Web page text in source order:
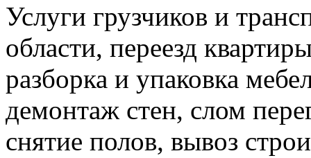
Услуги грузчиков и
области, переезд
разборка и упаковка
демонтаж стен, слом
снятие полов, вывоз